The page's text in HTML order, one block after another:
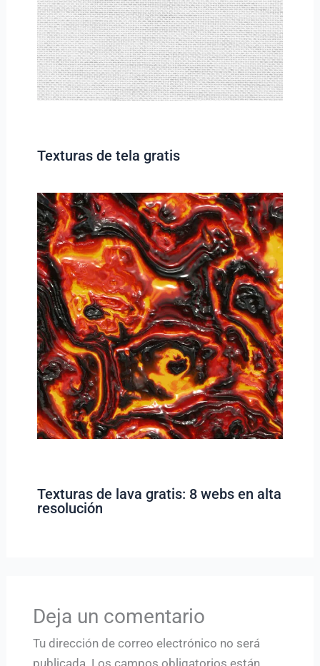
Texturas de tela gratis
Texturas de lava gratis: 8 webs en alta
resolución
Deja un comentario
Tu dirección de correo electrónico no será
publicada. Los campos obligatorios están